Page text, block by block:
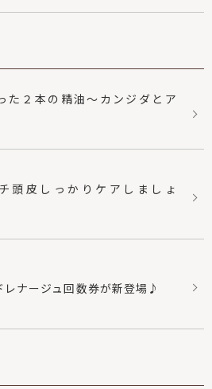
た２本の精油〜カンジダとア
頭皮しっかりケアしましょ
レナージュ回数券が新登場♪